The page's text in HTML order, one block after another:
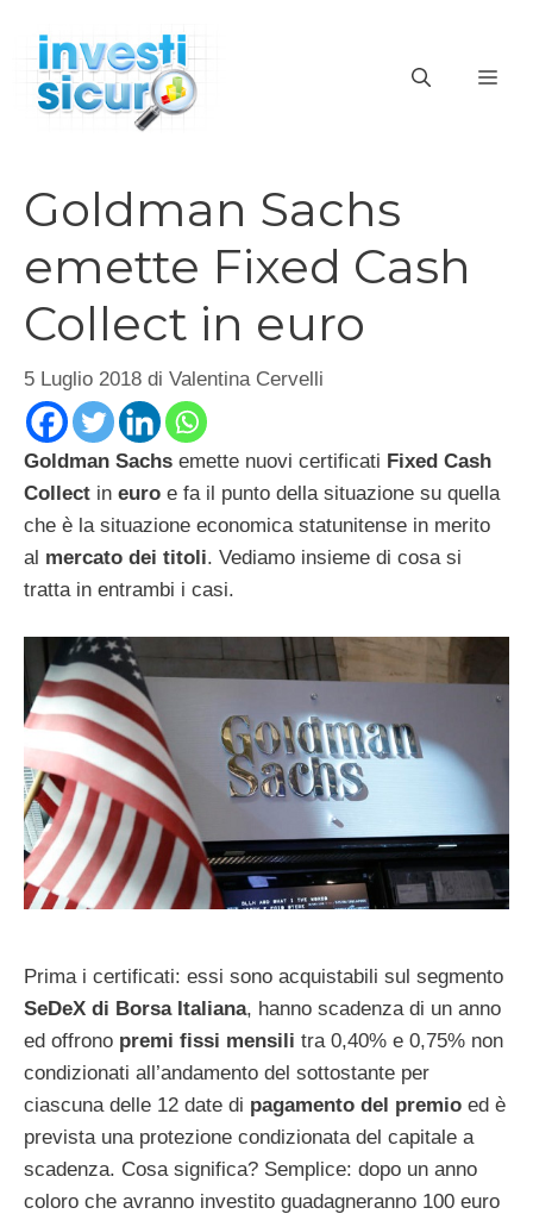
contenuto
Goldman Sachs
emette Fixed Cash
Collect in euro
5 Luglio 2018 di Valentina Cervelli
Goldman Sachs emette nuovi certificati Fixed Cash
Collect in euro e fa il punto della situazione su quella
che è la situazione economica statunitense in merito
al mercato dei titoli. Vediamo insieme di cosa si
tratta in entrambi i casi.
Prima i certificati: essi sono acquistabili sul segmento
SeDeX di Borsa Italiana, hanno scadenza di un anno
ed offrono premi fissi mensili tra 0,40% e 0,75% non
condizionati all’andamento del sottostante per
ciascuna delle 12 date di pagamento del premio ed è
prevista una protezione condizionata del capitale a
scadenza. Cosa significa? Semplice: dopo un anno
coloro che avranno investito guadagneranno 100 euro